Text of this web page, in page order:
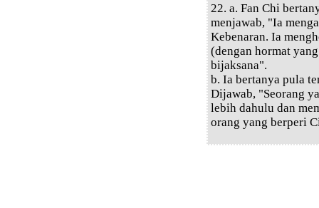
22. a. Fan Chi
menjawab, "Ia
Kebenaran. Ia
(dengan hormat
bijaksana".
b. Ia bertanya pula
Dijawab, "Seorang
lebih dahulu dan
orang yang berperi